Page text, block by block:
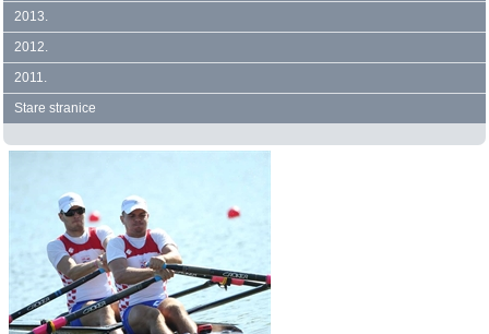
2013.
2012.
2011.
Stare stranice